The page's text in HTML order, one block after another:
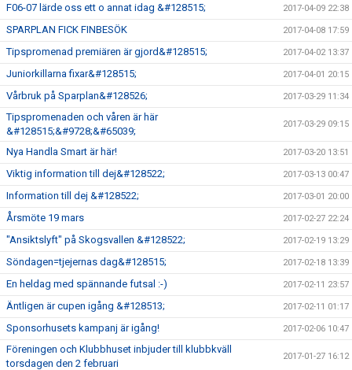
F06-07 lärde oss ett o annat idag &#128515; 2017-04-09 22:38
SPARPLAN FICK FINBESÖK 2017-04-08 17:59
Tipspromenad premiären är gjord&#128515; 2017-04-02 13:37
Juniorkillarna fixar&#128515; 2017-04-01 20:15
Vårbruk på Sparplan&#128526; 2017-03-29 11:34
Tipspromenaden och våren är här
&#128515;&#9728;&#65039;
2017-03-29 09:15
Nya Handla Smart är här! 2017-03-20 13:51
Viktig information till dej&#128522; 2017-03-13 00:47
Information till dej &#128522; 2017-03-01 20:00
Årsmöte 19 mars 2017-02-27 22:24
"Ansiktslyft" på Skogsvallen &#128522; 2017-02-19 13:29
Söndagen=tjejernas dag&#128515; 2017-02-18 13:39
En heldag med spännande futsal :-) 2017-02-11 23:57
Äntligen är cupen igång &#128513; 2017-02-11 01:17
Sponsorhusets kampanj är igång! 2017-02-06 10:47
Föreningen och Klubbhuset inbjuder till klubbkväll
torsdagen den 2 februari
2017-01-27 16:12